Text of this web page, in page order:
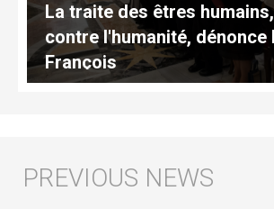
La traite des êtres
contre l'humanité, dénonce
François